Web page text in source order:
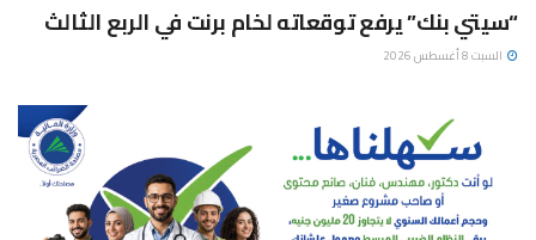
“سيتي بنك” يرفع توقعاته لخام برنت في الربع الثالث
السبت 8 أغسطس 2026